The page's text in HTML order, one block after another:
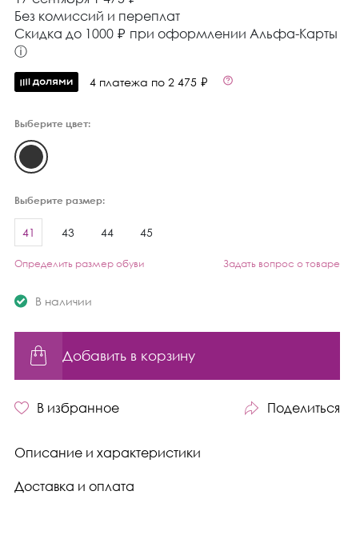
Без комиссий и переплат
Cкидка до 1000 ₽ при оформлении Альфа-Карты
ⓘ
4 платежа по 2 475 ₽
Выберите цвет:
Выберите размер:
41 43 44 45
Определить размер обуви Задать вопрос о товаре
В наличии
Добавить в корзину
В избранное Поделиться
Описание и характеристики
Доставка и оплата